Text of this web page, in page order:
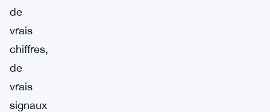
de
vrais
chiffres,
de
vrais
signaux